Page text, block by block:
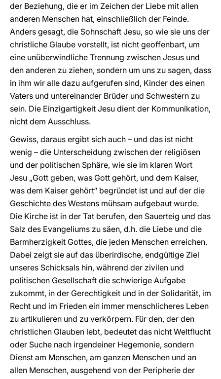
der Beziehung, die er im Zeichen der Liebe mit allen
anderen Menschen hat, einschließlich der Feinde.
Anders gesagt, die Sohnschaft Jesu, so wie sie uns der
christliche Glaube vorstellt, ist nicht geoffenbart, um
eine unüberwindliche Trennung zwischen Jesus und
den anderen zu ziehen, sondern um uns zu sagen, dass
in ihm wir alle dazu aufgerufen sind, Kinder des einen
Vaters und untereinander Brüder und Schwestern zu
sein. Die Einzigartigkeit Jesu dient der Kommunikation,
nicht dem Ausschluss.
Gewiss, daraus ergibt sich auch – und das ist nicht
wenig – die Unterscheidung zwischen der religiösen
und der politischen Sphäre, wie sie im klaren Wort
Jesu „Gott geben, was Gott gehört, und dem Kaiser,
was dem Kaiser gehört“ begründet ist und auf der die
Geschichte des Westens mühsam aufgebaut wurde.
Die Kirche ist in der Tat berufen, den Sauerteig und das
Salz des Evangeliums zu säen, d.h. die Liebe und die
Barmherzigkeit Gottes, die jeden Menschen erreichen.
Dabei zeigt sie auf das überirdische, endgültige Ziel
unseres Schicksals hin, während der zivilen und
politischen Gesellschaft die schwierige Aufgabe
zukommt, in der Gerechtigkeit und in der Solidarität, im
Recht und im Frieden ein immer menschlicheres Leben
zu artikulieren und zu verkörpern. Für den, der den
christlichen Glauben lebt, bedeutet das nicht Weltflucht
oder Suche nach irgendeiner Hegemonie, sondern
Dienst am Menschen, am ganzen Menschen und an
allen Menschen, ausgehend von der Peripherie der